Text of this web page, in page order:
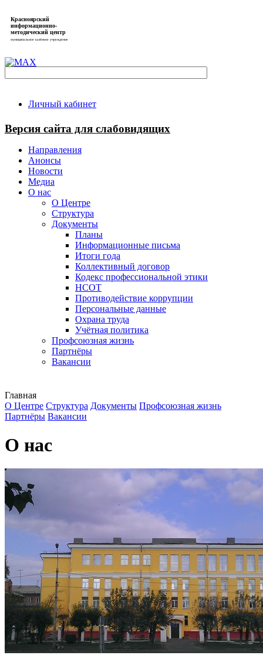
Красноярский
информационно-
методический центр
муниципальное казённое учреждение
Личный кабинет
Версия сайта для слабовидящих
Направления
Анонсы
Новости
Медиа
О нас
О Центре
Структура
Документы
Планы
Информационные письма
Итоги года
Коллективный договор
Кодекс профессиональной этики
НСОТ
Противодействие коррупции
Персональные данные
Охрана труда
Учётная политика
Профсоюзная жизнь
Партнёры
Вакансии
Главная
О Центре Структура Документы Профсоюзная жизнь
Партнёры Вакансии
О нас